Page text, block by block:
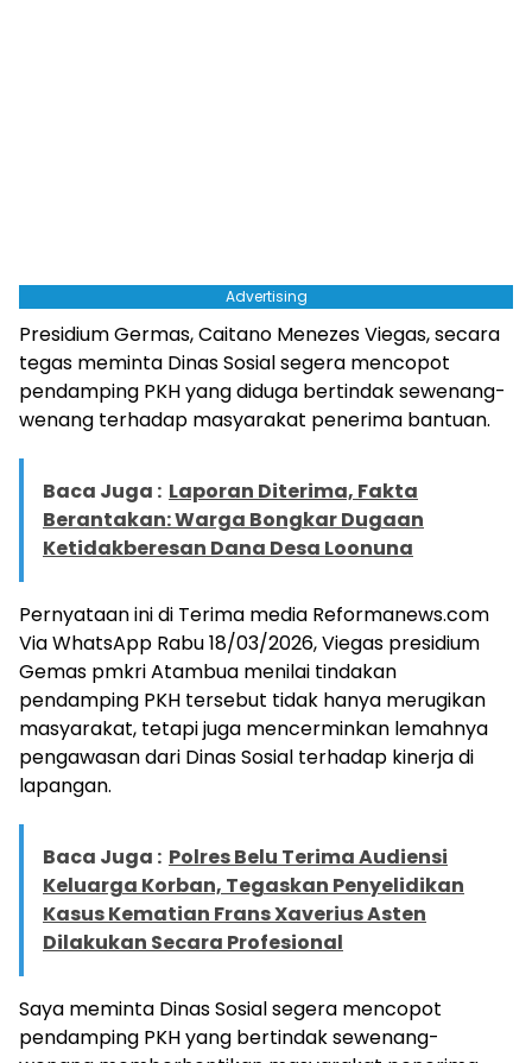
Advertising
Presidium Germas, Caitano Menezes Viegas, secara
tegas meminta Dinas Sosial segera mencopot
pendamping PKH yang diduga bertindak sewenang-
wenang terhadap masyarakat penerima bantuan.
Baca Juga : Laporan Diterima, Fakta
Berantakan: Warga Bongkar Dugaan
Ketidakberesan Dana Desa Loonuna
Pernyataan ini di Terima media Reformanews.com
Via WhatsApp Rabu 18/03/2026, Viegas presidium
Gemas pmkri Atambua menilai tindakan
pendamping PKH tersebut tidak hanya merugikan
masyarakat, tetapi juga mencerminkan lemahnya
pengawasan dari Dinas Sosial terhadap kinerja di
lapangan.
Baca Juga : Polres Belu Terima Audiensi
Keluarga Korban, Tegaskan Penyelidikan
Kasus Kematian Frans Xaverius Asten
Dilakukan Secara Profesional
Saya meminta Dinas Sosial segera mencopot
pendamping PKH yang bertindak sewenang-